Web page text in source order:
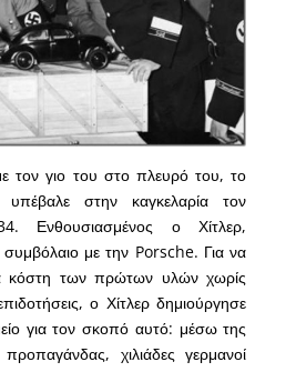
τον γιο του στο πλευρό του, το
στην καγκελαρία τον
Ενθουσιασμένος ο Χίτλερ,
με την Porsche. Για να
κόστη των πρώτων υλών χωρίς
ο Χίτλερ δημιούργησε
για τον σκοπό αυτό: μέσω της
προπαγάνδας, χιλιάδες γερμανοί